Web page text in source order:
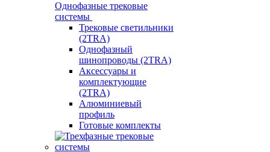
Однофазные трековые
системы
Трековые светильники
(2TRA)
Однофазный
шинопроводы (2TRA)
Аксессуары и
комплектующие
(2TRA)
Алюминиевый
профиль
Готовые комплекты